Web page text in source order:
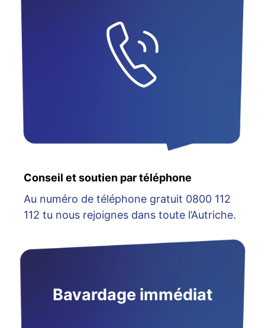
Conseil et soutien par téléphone
Au numéro de téléphone gratuit 0800 112
112 tu nous rejoignes dans toute l’Autriche.
Bavardage immédiat